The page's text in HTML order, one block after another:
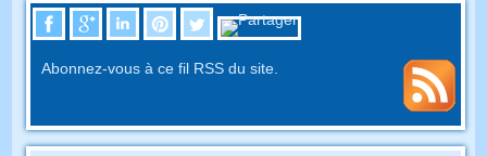
Abonnez-vous à ce fil RSS du site.